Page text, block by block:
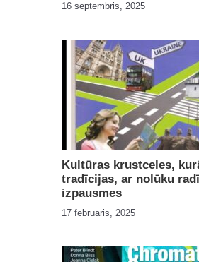
16 septembris, 2025
Kultūras krustceles,
tradīcijas, ar nolūku
izpausmes
17 februāris, 2025